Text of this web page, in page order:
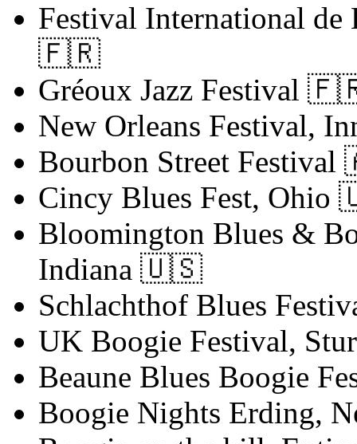
Festival International de
🇫🇷
Gréoux Jazz Festival
New Orleans Festival,
Bourbon Street Festival
Cincy Blues Fest, Ohio
Bloomington Blues &
Indiana 🇺🇸
Schlachthof Blues
UK Boogie Festival,
Beaune Blues Boogie
Boogie Nights Erding,